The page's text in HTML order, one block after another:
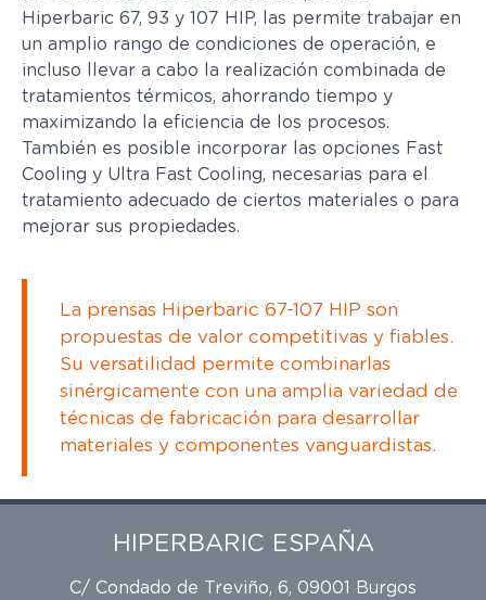
Hiperbaric 67, 93 y 107 HIP, las permite trabajar en
un amplio rango de condiciones de operación, e
incluso llevar a cabo la realización combinada de
tratamientos térmicos, ahorrando tiempo y
maximizando la eficiencia de los procesos.
También es posible incorporar las opciones Fast
Cooling y Ultra Fast Cooling, necesarias para el
tratamiento adecuado de ciertos materiales o para
mejorar sus propiedades.
La prensas Hiperbaric 67-107 HIP son
propuestas de valor competitivas y fiables.
Su versatilidad permite combinarlas
sinérgicamente con una amplia variedad de
técnicas de fabricación para desarrollar
materiales y componentes vanguardistas.
HIPERBARIC ESPAÑA
C/ Condado de Treviño, 6, 09001 Burgos